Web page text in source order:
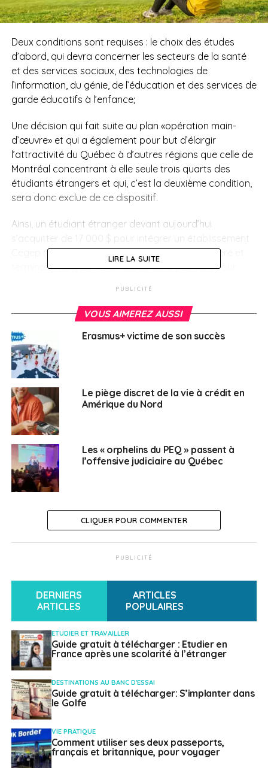
Deux conditions sont requises : le choix des études
d’abord, qui devra concerner les secteurs de la santé
et des services sociaux, des technologies de
l’information, du génie, de l’éducation et des services de
garde éducatifs à l’enfance;
Une décision qui fait suite au plan «opération main-
d’œuvre» et qui a également pour but d’élargir
l’attractivité du Québec à d’autres régions que celle de
Montréal concentrant à elle seule trois quarts des
étudiants étrangers et qui, c’est la deuxième condition,
sera donc exclue de ce dispositif.
Ainsi, un étudiant étranger devant aujourd’hui
Cegep (niveau équivalent aux classes de première et
terminale françaises) ne déboursera plus rien. Pour
Ce plan coûtera au Québec 80 millions répartis sur
quatre ans. Il représente un pari sur l’avenir quand on
sait que 75% des étudiants étrangers choisissent de
s’installer durablement dans la région où ils se sont
formés.
A noter qu’un accompagnement personnalisé pour
aider à l’intégration est annoncé, notamment en
matière de logement.
SUJETS ASSOCIÉS: ÉTUDIANTS
FEATURED
FRAIS DE SCOLARITÉ
Destination PVT : Focus sur le Canada
NE RATEZ PAS
Destination PVT : focus sur la Nouvelle-Zélande
Corinne Bras
LIRE LA SUITE
PUBLICITÉ
VOUS AIMEREZ AUSSI
Erasmus+ victime de son succès
Le piège discret de la vie à crédit en
Amérique du Nord
Les « orphelins du PEQ » passent à
l’offensive judiciaire au Québec
CLIQUER POUR COMMENTER
PUBLICITÉ
DERNIERS
ARTICLES
ARTICLES
POPULAIRES
ETUDIER ET TRAVAILLER
Guide gratuit à télécharger : Etudier en
France après une scolarité à l’étranger
DESTINATIONS AU BANC D'ESSAI
Guide gratuit à télécharger: S’implanter dans
le Golfe
VIE PRATIQUE
Comment utiliser ses deux passeports,
français et britannique, pour voyager